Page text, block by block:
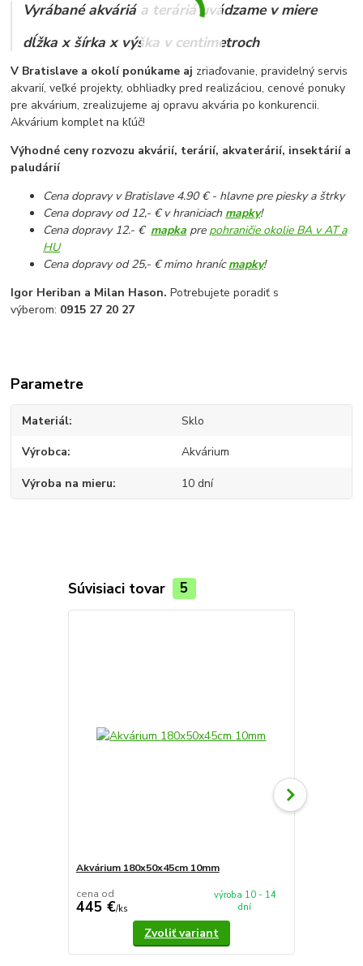
Vyrábané akváriá a teráriá uvádzame v miere
dĺžka x šírka x výška v centimetroch
V Bratislave a okolí ponúkame aj zriaďovanie, pravidelný servis
akvarií, veľké projekty, obhliadky pred realizáciou, cenové ponuky
pre akvárium, zrealizujeme aj opravu akvária po konkurencii.
Akvárium komplet na kľúč!
Výhodné ceny rozvozu akvárií, terárií, akvaterárií, insektárií a
paludárií
Cena dopravy v Bratislave 4.90 € - hlavne pre piesky a štrky
Cena dopravy od 12,- € v hraniciach mapky!
Cena dopravy 12.- € mapka pre pohraničie okolie BA v AT a
HU
Cena dopravy od 25,- € mimo hranícmapky!
Igor Heriban a Milan Hason.Potrebujete poradiť s
výberom: 0915 27 20 27
Parametre
Materiál Sklo
Výrobca Akvárium
Výroba na mieru 10 dní
Súvisiaci tovar 5
Akvárium 180x50x45cm 10mm
cena od
445 €/ks
výroba 10 - 14
dní
Zvoliť variant